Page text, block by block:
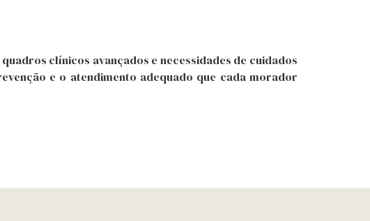
clínicos avançados e necessidades de cuidados
e o atendimento adequado que cada morador